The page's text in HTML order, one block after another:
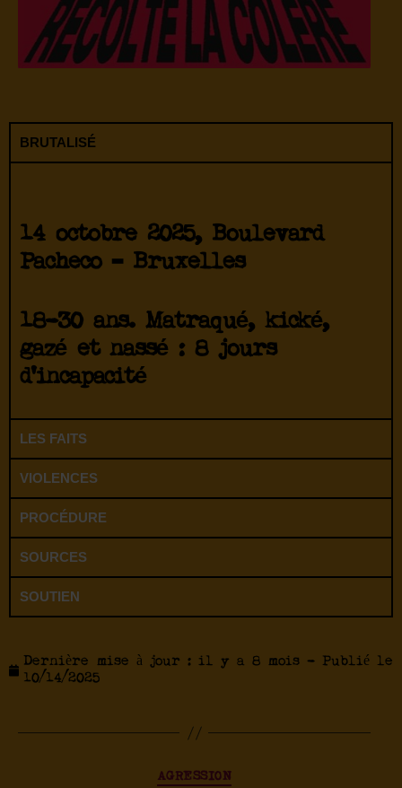
BRUTALISÉ
14 octobre 2025, Boulevard
Pacheco – Bruxelles
18-30 ans. Matraqué, kické,
gazé et nassé : 8 jours
d’incapacité
LES FAITS
VIOLENCES
PROCÉDURE
SOURCES
SOUTIEN
Dernière mise à jour : il y a 8 mois - Publié le
10/14/2025
AGRESSION